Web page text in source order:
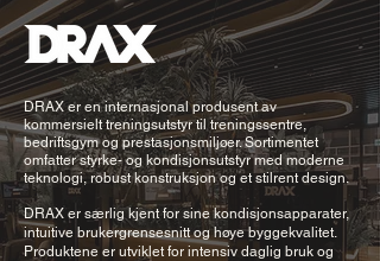
DRAX er en internasjonal produsent av
kommersielt treningsutstyr til treningssentre,
bedriftsgym og prestasjonsmiljøer. Sortimentet
omfatter styrke- og kondisjonsutstyr med moderne
teknologi, robust konstruksjon og et stilrent design.
DRAX er særlig kjent for sine kondisjonsapparater,
intuitive brukergrensesnitt og høye byggekvalitet.
Produktene er utviklet for intensiv daglig bruk og